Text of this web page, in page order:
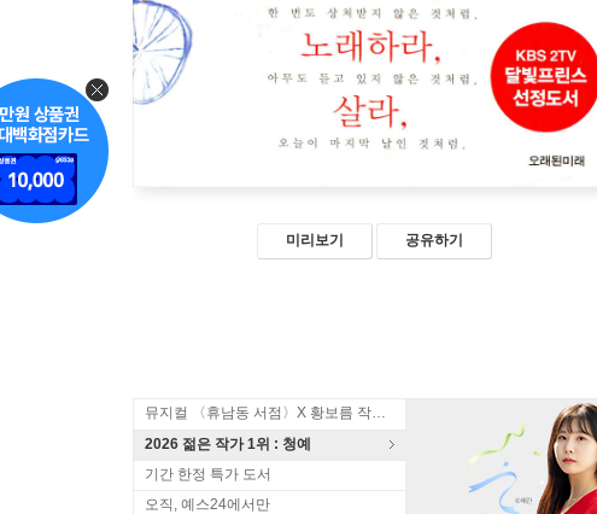
미리보기 공유하기
뮤지컬 〈휴남동 서점〉X 황보름 작가 북토크
2026 젊은 작가 1위 : 청예
기간 한정 특가 도서
오직, 예스24에서만